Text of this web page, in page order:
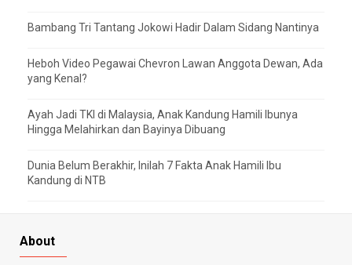
Bambang Tri Tantang Jokowi Hadir Dalam Sidang Nantinya
Heboh Video Pegawai Chevron Lawan Anggota Dewan, Ada
yang Kenal?
Ayah Jadi TKI di Malaysia, Anak Kandung Hamili Ibunya
Hingga Melahirkan dan Bayinya Dibuang
Dunia Belum Berakhir, Inilah 7 Fakta Anak Hamili Ibu
Kandung di NTB
About